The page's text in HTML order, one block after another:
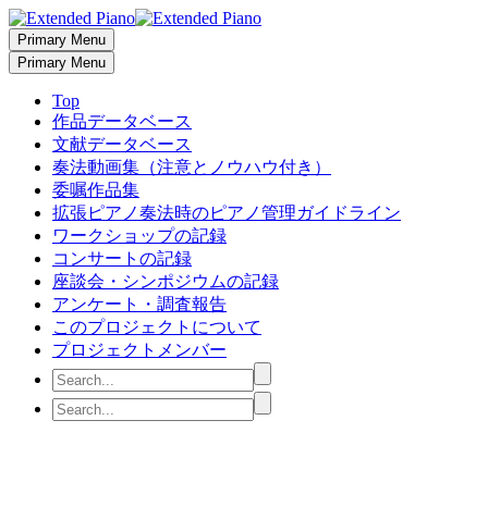
Primary Menu
Primary Menu
Top
作品データベース
文献データベース
奏法動画集（注意とノウハウ付き）
委嘱作品集
拡張ピアノ奏法時のピアノ管理ガイドライン
ワークショップの記録
コンサートの記録
座談会・シンポジウムの記録
アンケート・調査報告
このプロジェクトについて
プロジェクトメンバー